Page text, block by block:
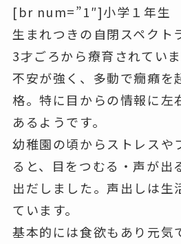
[br num=”1″]小学１年
生まれつきの自閉スペクト
3才ごろから療育されていま
不安が強く、多動で癇癪を
格。特に目からの情報に左
あるようです。
幼稚園の頃からストレスや
ると、 目をつむる・声が出
出だしました。声出しは生
ています。
基本的には食欲もあり元気